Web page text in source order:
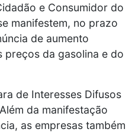
e Consumidor do
manifestem, no prazo
de aumento
preços da gasolina e do
de Interesses Difusos
da manifestação
as empresas também